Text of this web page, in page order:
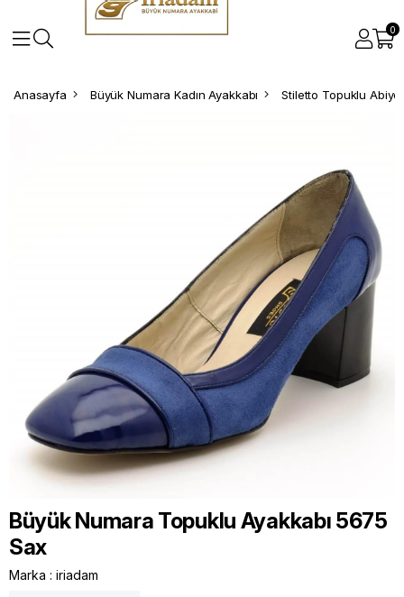
0
Anasayfa Büyük Numara Kadın Ayakkabı Stiletto Topuklu Abiye
Büyük Numara Topuklu Ayakkabı 5675
Sax
Marka : iriadam